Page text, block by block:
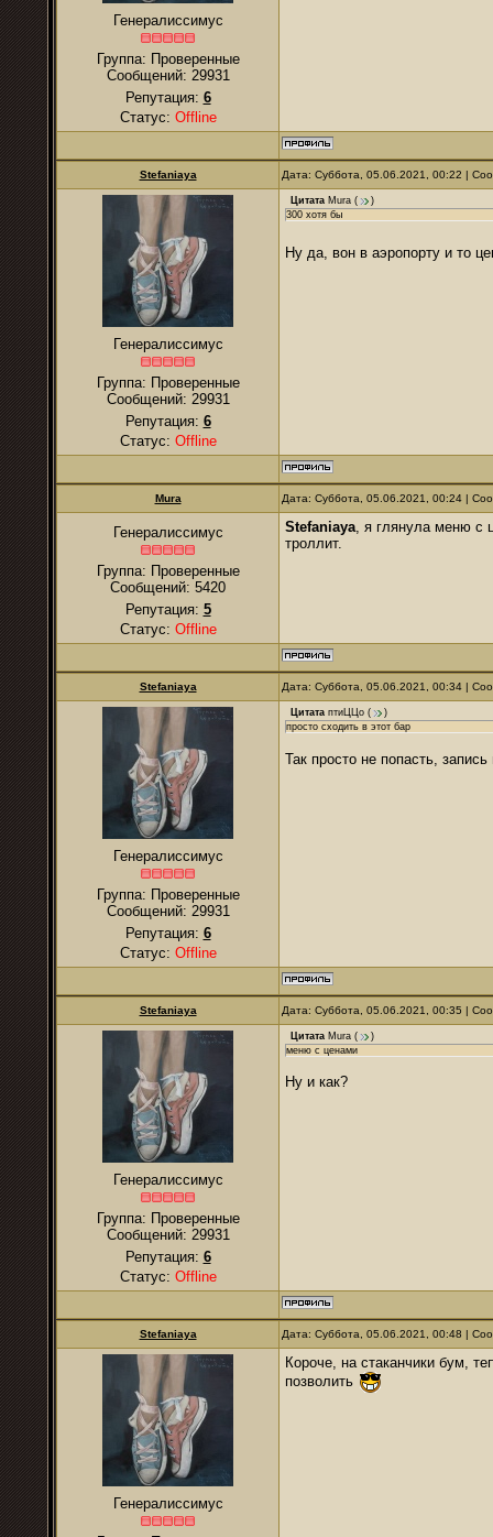
Генералиссимус
Группа: Проверенные
Сообщений: 29931
Репутация: 6
Статус: Offline
Stefaniaya Дата: Суббота, 05.06.2021, 00:22 |
Генералиссимус
Группа: Проверенные
Сообщений: 29931
Репутация: 6
Статус: Offline
Цитата Mura (
)
300 хотя бы
Ну да, вон в аэропорту и то
Mura Дата: Суббота, 05.06.2021, 00:24 |
Генералиссимус
Группа: Проверенные
Сообщений: 5420
Репутация: 5
Статус: Offline
Stefaniaya, я глянула меню с
троллит.
Stefaniaya Дата: Суббота, 05.06.2021, 00:34 |
Генералиссимус
Группа: Проверенные
Сообщений: 29931
Репутация: 6
Статус: Offline
Цитата птиЦЦо (
)
просто сходить в этот бар
Так просто не попасть,
Stefaniaya Дата: Суббота, 05.06.2021, 00:35 |
Генералиссимус
Группа: Проверенные
Сообщений: 29931
Репутация: 6
Статус: Offline
Цитата Mura (
)
меню с ценами
Ну и как?
Stefaniaya Дата: Суббота, 05.06.2021, 00:48 |
Генералиссимус
Короче, на стаканчики бум,
позволить